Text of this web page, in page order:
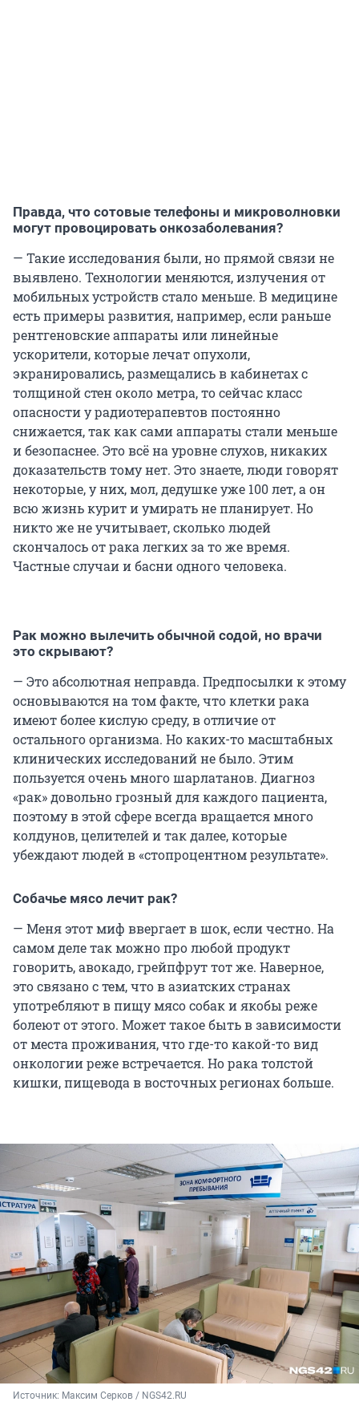
Правда, что сотовые телефоны и микроволновки
могут провоцировать онкозаболевания?
— Такие исследования были, но прямой связи не
выявлено. Технологии меняются, излучения от
мобильных устройств стало меньше. В медицине
есть примеры развития, например, если раньше
рентгеновские аппараты или линейные
ускорители, которые лечат опухоли,
экранировались, размещались в кабинетах с
толщиной стен около метра, то сейчас класс
опасности у радиотерапевтов постоянно
снижается, так как сами аппараты стали меньше
и безопаснее. Это всё на уровне слухов, никаких
доказательств тому нет. Это знаете, люди говорят
некоторые, у них, мол, дедушке уже 100 лет, а он
всю жизнь курит и умирать не планирует. Но
никто же не учитывает, сколько людей
скончалось от рака легких за то же время.
Частные случаи и басни одного человека.
Рак можно вылечить обычной содой, но врачи
это скрывают?
— Это абсолютная неправда. Предпосылки к этому
основываются на том факте, что клетки рака
имеют более кислую среду, в отличие от
остального организма. Но каких-то масштабных
клинических исследований не было. Этим
пользуется очень много шарлатанов. Диагноз
«рак» довольно грозный для каждого пациента,
поэтому в этой сфере всегда вращается много
колдунов, целителей и так далее, которые
убеждают людей в «стопроцентном результате».
Собачье мясо лечит рак?
— Меня этот миф ввергает в шок, если честно. На
самом деле так можно про любой продукт
говорить, авокадо, грейпфрут тот же. Наверное,
это связано с тем, что в азиатских странах
употребляют в пищу мясо собак и якобы реже
болеют от этого. Может такое быть в зависимости
от места проживания, что где-то какой-то вид
онкологии реже встречается. Но рака толстой
кишки, пищевода в восточных регионах больше.
Источник: Максим Серков / NGS42.RU